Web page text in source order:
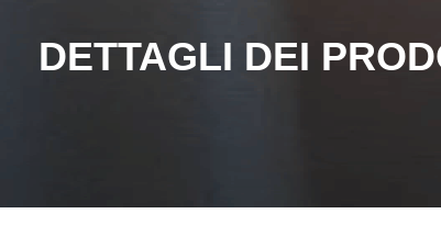
DETTAGLI DEI